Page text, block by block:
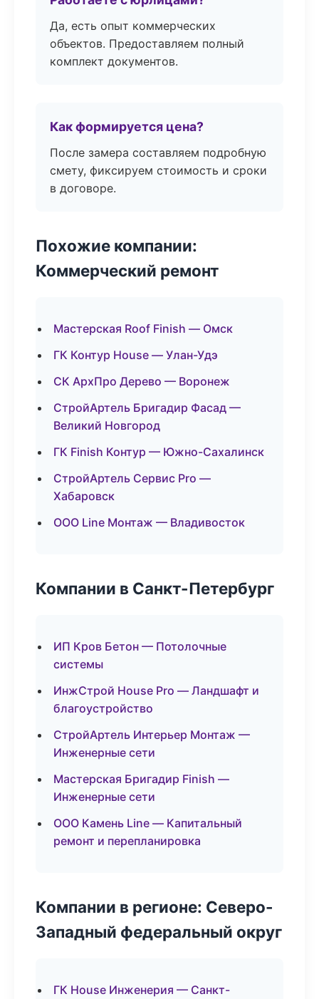
Да, есть опыт коммерческих
объектов. Предоставляем полный
комплект документов.
Как формируется цена?
После замера составляем подробную
смету, фиксируем стоимость и сроки
в договоре.
Похожие компании:
Коммерческий ремонт
Мастерская Roof Finish — Омск
ГК Контур House — Улан-Удэ
СК АрхПро Дерево — Воронеж
СтройАртель Бригадир Фасад —
Великий Новгород
ГК Finish Контур — Южно-Сахалинск
СтройАртель Сервис Pro —
Хабаровск
ООО Line Монтаж — Владивосток
Компании в Санкт-Петербург
ИП Кров Бетон — Потолочные
системы
ИнжСтрой House Pro — Ландшафт и
благоустройство
СтройАртель Интерьер Монтаж —
Инженерные сети
Мастерская Бригадир Finish —
Инженерные сети
ООО Камень Line — Капитальный
ремонт и перепланировка
Компании в регионе: Северо-
Западный федеральный округ
ГК House Инженерия — Санкт-